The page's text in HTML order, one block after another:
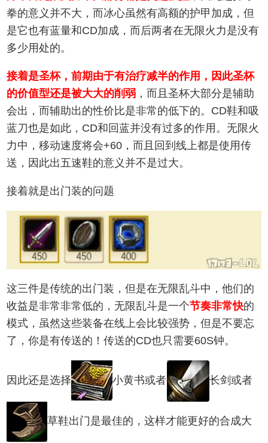
拳的意义并不大，而冰心虽然有高额的护甲加成，但
是它也有蓝量和CD加成，而后两者在无限火力是没有
多少用处的。
接着是圣杯，前期由于有治疗减半的作用，因此圣杯
的价值型还是被大大的削弱 ，而且圣杯大部分是辅助
会出，而辅助出的性价比是非常的低下的。CD鞋和吸
蓝刀也是如此，CD和回蓝并没有过多的作用。无限火
力中，移动速度将会+60，而且回到线上都是使用传
送，因此出五速鞋的意义并不是过大。
接着就是出门装的问题
这三件是传统的出门装，但是在无限乱斗中，他们的
收益是非常非常低的，无限乱斗是一个节奏非常快的
模式，虽然这些装备在线上会比较强势，但是不要忘
了，你是有传送的！传送的CD也只需要60S钟。
因此还是选择 小黄书或者 长剑或者
草鞋出门是最佳的，这样才能更好的合成大